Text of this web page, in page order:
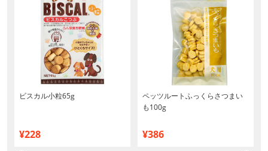
ビスカル小粒65g
¥228
ペッツルートふっくらさつまい
も100g
¥386